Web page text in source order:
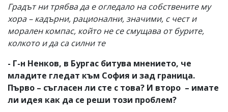
Градът ни трябва да е огледало на собствените му
хора – кадърни, рационални, значими, с чест и
морален компас, който не се смущава от бурите,
колкото и да са силни те
- Г-н Ненков, в Бургас битува мнението, че
младите гледат към София и зад граница.
Първо – съгласен ли сте с това? И второ – имате
ли идея как да се реши този проблем?